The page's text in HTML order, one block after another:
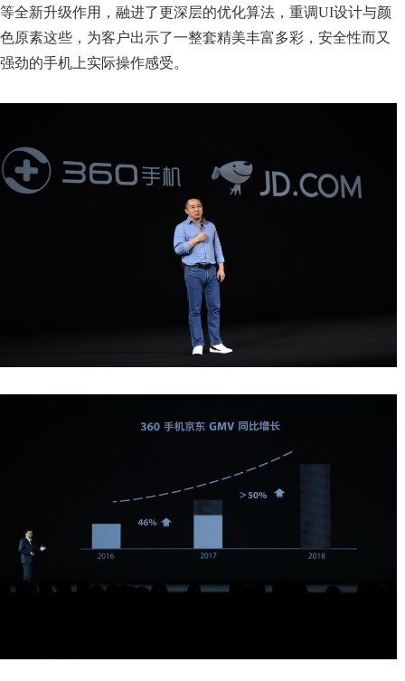
等全新升级作用，融进了更深层的优化算法，重调UI设计与颜
色原素这些，为客户出示了一整套精美丰富多彩，安全性而又
强劲的手机上实际操作感受。